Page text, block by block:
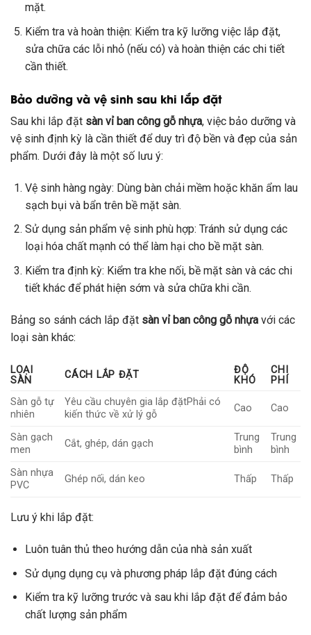
mặt.
Kiểm tra và hoàn thiện: Kiểm tra kỹ lưỡng việc lắp đặt,
sửa chữa các lỗi nhỏ (nếu có) và hoàn thiện các chi tiết
cần thiết.
Bảo dưỡng và vệ sinh sau khi lắp đặt
Sau khi lắp đặt sàn vỉ ban công gỗ nhựa, việc bảo dưỡng và
vệ sinh định kỳ là cần thiết để duy trì độ bền và đẹp của sản
phẩm. Dưới đây là một số lưu ý:
Vệ sinh hàng ngày: Dùng bàn chải mềm hoặc khăn ẩm lau
sạch bụi và bẩn trên bề mặt sàn.
Sử dụng sản phẩm vệ sinh phù hợp: Tránh sử dụng các
loại hóa chất mạnh có thể làm hại cho bề mặt sàn.
Kiểm tra định kỳ: Kiểm tra khe nối, bề mặt sàn và các chi
tiết khác để phát hiện sớm và sửa chữa khi cần.
Bảng so sánh cách lắp đặt sàn vỉ ban công gỗ nhựa với các
loại sàn khác:
LOẠI
SÀN
CÁCH LẮP ĐẶT
ĐỘ
KHÓ
CHI
PHÍ
Sàn gỗ tự
nhiên
Yêu cầu chuyên gia lắp đặtPhải có
kiến thức về xử lý gỗ
Cao Cao
Sàn gạch
men
Cắt, ghép, dán gạch
Trung
bình
Trung
bình
Sàn nhựa
PVC
Ghép nối, dán keo Thấp Thấp
Lưu ý khi lắp đặt:
Luôn tuân thủ theo hướng dẫn của nhà sản xuất
Sử dụng dụng cụ và phương pháp lắp đặt đúng cách
Kiểm tra kỹ lưỡng trước và sau khi lắp đặt để đảm bảo
chất lượng sản phẩm